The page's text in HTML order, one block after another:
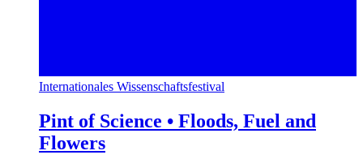
Internationales Wissenschaftsfestival
Pint of Science • Floods, Fuel and
Flowers